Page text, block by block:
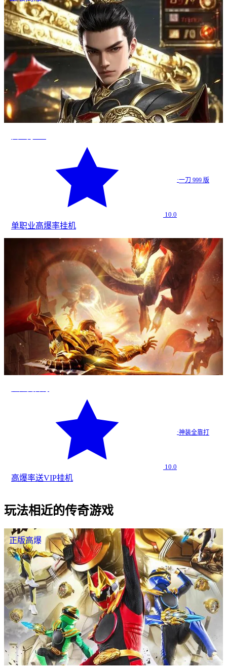
10.0
·一刀 999 版
单职业高爆率挂机
10.0
·神装全靠打
高爆率送VIP挂机
玩法相近的传奇游戏
正版高爆